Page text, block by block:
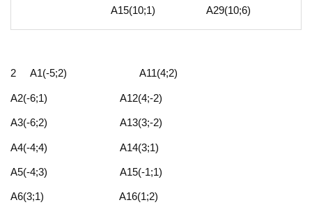
А15(10;1) А29(10;6)
2 А1(-5;2) А11(4;2)
А2(-6;1) А12(4;-2)
А3(-6;2) А13(3;-2)
А4(-4;4) А14(3;1)
А5(-4;3) А15(-1;1)
А6(3;1) А16(1;2)